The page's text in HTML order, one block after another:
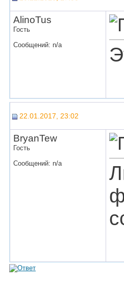
AlinoTus
Гость
Сообщений: n/a
22.01.2017, 23:02
BryanTew
Гость
Сообщений: n/a